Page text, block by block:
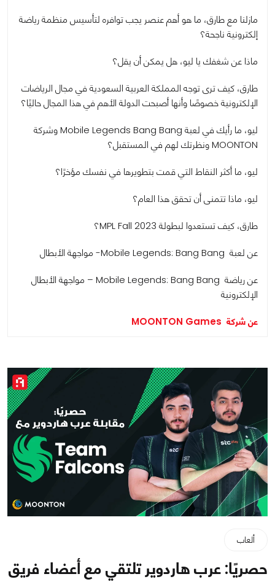
مازلنا مع طارق، ما هو أهم عنصر يجب توافره لتأسيس منظمة رياضة
إلكترونية ناجحة؟
ماذا عن شغفك يا ليو، هل يمكن أن يقل؟
طارق، كيف ترى توجه المملكة العربية السعودية في مجال الرياضات
الإلكترونية خصوصًا وأنها أصبحت الدولة الأهم في هذا المجال حاليًا؟
ليو، ما رأيك في لعبة Mobile Legends Bang Bang وشركة
MOONTON ونظرتك لهم في المستقبل؟
ليو، ما أكثر النقاط التي قمت بتطويرها في نفسك مؤخرًا؟
ليو، ماذا تتمنى أن تحقق هذا العام؟
طارق، كيف تستعدوا لبطولة MPL Fall 2023؟
عن لعبة Mobile Legends: Bang Bang- مواجهة الأبطال
عن رياضة Mobile Legends: Bang Bang – مواجهة الأبطال
الإلكترونية
عن شركة MOONTON Games
ألعاب
حصريًا: عرب هاردوير تلتقي مع أعضاء فريق